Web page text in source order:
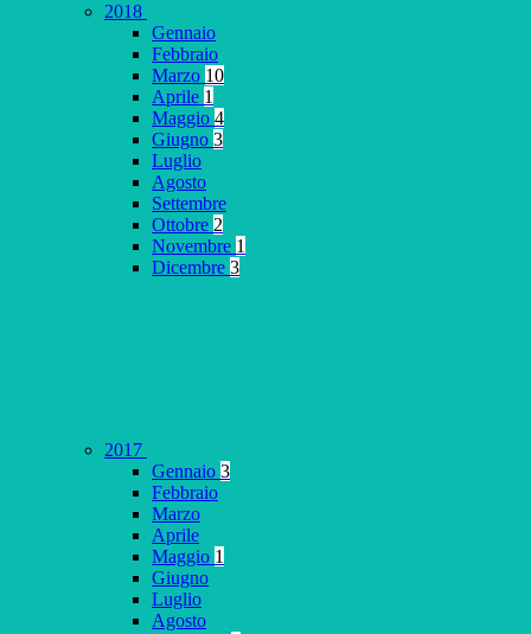
2018
Gennaio
Febbraio
Marzo 10
Aprile 1
Maggio 4
Giugno 3
Luglio
Agosto
Settembre
Ottobre 2
Novembre 1
Dicembre 3
2017
Gennaio 3
Febbraio
Marzo
Aprile
Maggio 1
Giugno
Luglio
Agosto